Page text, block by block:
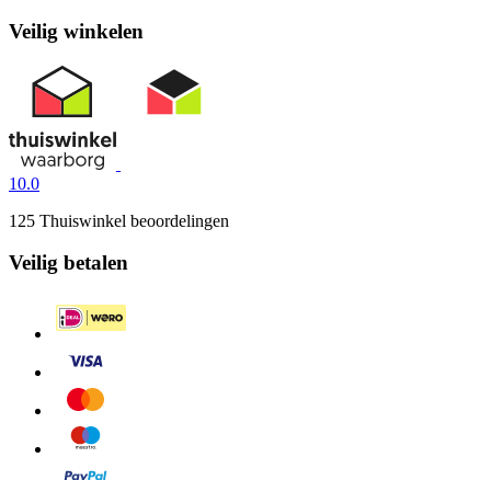
Veilig winkelen
10.0
125 Thuiswinkel beoordelingen
Veilig betalen